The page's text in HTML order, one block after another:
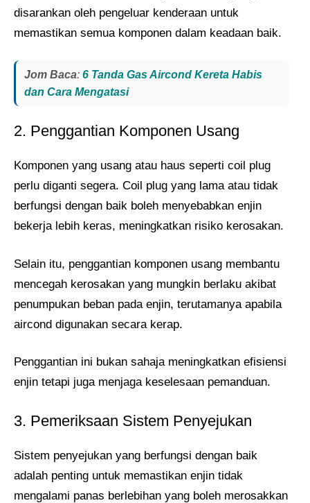
disarankan oleh pengeluar kenderaan untuk
memastikan semua komponen dalam keadaan baik.
Jom Baca: 6 Tanda Gas Aircond Kereta Habis
dan Cara Mengatasi
2. Penggantian Komponen Usang
Komponen yang usang atau haus seperti coil plug
perlu diganti segera. Coil plug yang lama atau tidak
berfungsi dengan baik boleh menyebabkan enjin
bekerja lebih keras, meningkatkan risiko kerosakan.
Selain itu, penggantian komponen usang membantu
mencegah kerosakan yang mungkin berlaku akibat
penumpukan beban pada enjin, terutamanya apabila
aircond digunakan secara kerap.
Penggantian ini bukan sahaja meningkatkan efisiensi
enjin tetapi juga menjaga keselesaan pemanduan.
3. Pemeriksaan Sistem Penyejukan
Sistem penyejukan yang berfungsi dengan baik
adalah penting untuk memastikan enjin tidak
mengalami panas berlebihan yang boleh merosakkan